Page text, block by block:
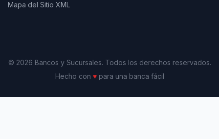
Mapa del Sitio XML
© 2026 Bancos y Sucursales. Todos los derechos reservados.
Hecho con ♥para una banca fácil